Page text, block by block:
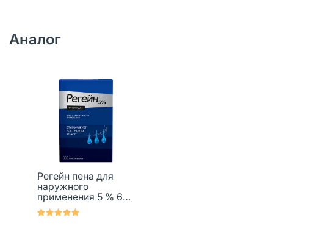
Аналог
Регейн пена для
наружного
применения 5 % 60
мл 3 шт